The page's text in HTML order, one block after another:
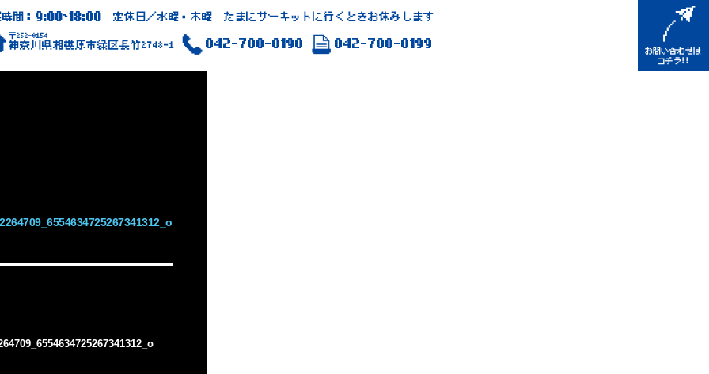
時間：9:00~18:00 定休日／水曜・木曜 たまにサーキットに行くときお休みします
〒252-0154
神奈川県相模原市緑区長竹2748-1 042-780-8198 042-780-8199